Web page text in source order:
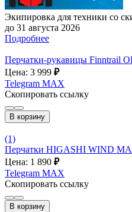
Экипировка для техники со
до 31 августа 2026
Подробнее
Перчатки-рукавицы Finntrail
Цена: 3 999 ₽
Telegram MAX
Скопировать ссылку
В корзину
(1)
Перчатки HIGASHI WIND
Цена: 1 890 ₽
Telegram MAX
Скопировать ссылку
В корзину